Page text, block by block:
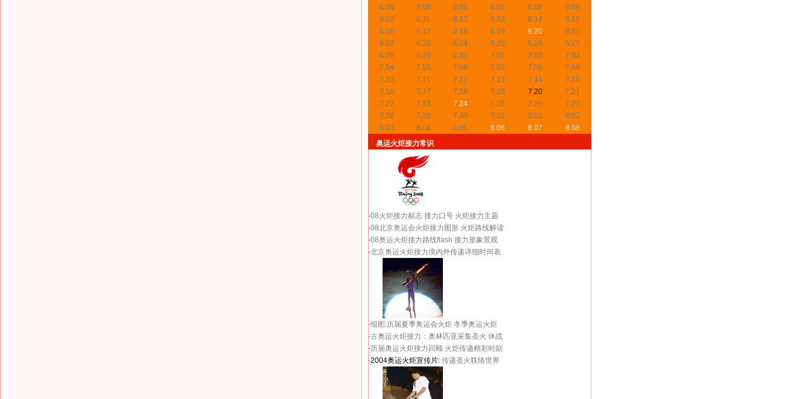
6.04
6.05 6.06 6.07 6.08
6.09
6.10
6.11 6.12 6.13 6.14
6.15
6.16
6.17 6.18 6.19 6.20
6.21
6.22
6.23 6.24 6.25 6.26
6.27
6.28
6.29 6.30 7.01 7.02
7.03
7.04
7.05 7.06 7.07 7.08
7.09
7.10
7.11 7.12 7.13 7.14
7.15
7.16
7.17 7.18 7.19 7.20
7.21
7.22
7.23 7.24 7.25 7.26
7.27
7.28
7.29 7.30 7.31 8.01
8.02
8.03
8.04 8.05 8.06 8.07
8.08
奥运火炬接力常识
·08火炬接力标志 接力口号 火炬接力主题
·08北京奥运会火炬接力图形 火炬路线解读
·08奥运火炬接力路线flash 接力形象景观
·北京奥运火炬接力境内外传递详细时间表
·组图:历届夏季奥运会火炬 冬季奥运火炬
·古奥运火炬接力：奥林匹亚采集圣火 休战
·历届奥运火炬接力回顾 火炬传递精彩时刻
·2004奥运火炬宣传片: 传递圣火联络世界